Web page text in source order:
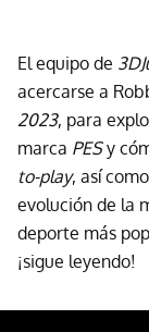
El equipo de
acercarse a
2023, para
marca PESy
to-play, así
evolución de la
deporte más
¡sigue leyendo!